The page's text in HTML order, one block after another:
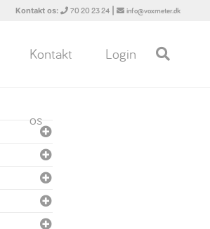
Kontakt os: 70 20 23 24 | info@voxmeter.dk
Kontakt
os
Login